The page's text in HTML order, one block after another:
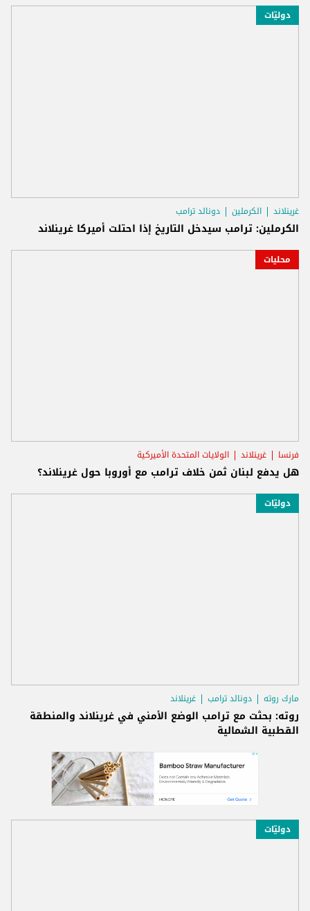
دوليّات
غرينلاند الكرملين دونالد ترامب
الكرملين: ترامب سيدخل التاريخ إذا احتلت أميركا غرينلاند
محليات
فرنسا غرينلاند الولايات المتحدة الأميركية
هل يدفع لبنان ثمن خلاف ترامب مع أوروبا حول غرينلاند؟
دوليّات
مارك روته دونالد ترامب غرينلاند
روته: بحثت مع ترامب الوضع الأمني في غرينلاند والمنطقة
القطبية الشمالية
دوليّات